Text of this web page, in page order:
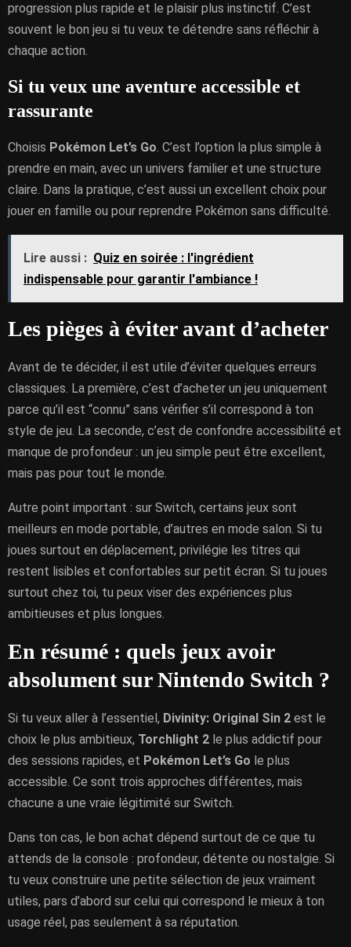
progression plus rapide et le plaisir plus instinctif. C’est
souvent le bon jeu si tu veux te détendre sans réfléchir à
chaque action.
Si tu veux une aventure accessible et
rassurante
Choisis Pokémon Let’s Go. C’est l’option la plus simple à
prendre en main, avec un univers familier et une structure
claire. Dans la pratique, c’est aussi un excellent choix pour
jouer en famille ou pour reprendre Pokémon sans difficulté.
Lire aussi : Quiz en soirée : l'ingrédient
indispensable pour garantir l'ambiance !
Les pièges à éviter avant d’acheter
Avant de te décider, il est utile d’éviter quelques erreurs
classiques. La première, c’est d’acheter un jeu uniquement
parce qu’il est “connu” sans vérifier s’il correspond à ton
style de jeu. La seconde, c’est de confondre accessibilité et
manque de profondeur : un jeu simple peut être excellent,
mais pas pour tout le monde.
Autre point important : sur Switch, certains jeux sont
meilleurs en mode portable, d’autres en mode salon. Si tu
joues surtout en déplacement, privilégie les titres qui
restent lisibles et confortables sur petit écran. Si tu joues
surtout chez toi, tu peux viser des expériences plus
ambitieuses et plus longues.
En résumé : quels jeux avoir
absolument sur Nintendo Switch ?
Si tu veux aller à l’essentiel, Divinity: Original Sin 2 est le
choix le plus ambitieux, Torchlight 2 le plus addictif pour
des sessions rapides, et Pokémon Let’s Go le plus
accessible. Ce sont trois approches différentes, mais
chacune a une vraie légitimité sur Switch.
Dans ton cas, le bon achat dépend surtout de ce que tu
attends de la console : profondeur, détente ou nostalgie. Si
tu veux construire une petite sélection de jeux vraiment
utiles, pars d’abord sur celui qui correspond le mieux à ton
usage réel, pas seulement à sa réputation.